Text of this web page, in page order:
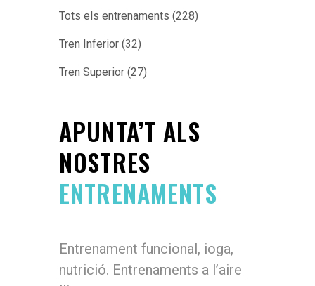
Tots els entrenaments (228)
Tren Inferior (32)
Tren Superior (27)
APUNTA’T ALS
NOSTRES
ENTRENAMENTS
Entrenament funcional, ioga,
nutrició. Entrenaments a l’aire